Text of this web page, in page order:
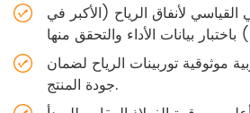
القياسي لأنفاق الرياح (الأكبر في
موثوقية توربينات الرياح لضمان
جودة المنتج.